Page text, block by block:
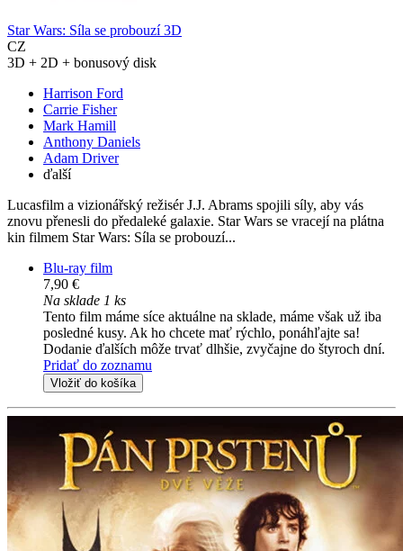
Star Wars: Síla se probouzí 3D
CZ
3D + 2D + bonusový disk
Harrison Ford
Carrie Fisher
Mark Hamill
Anthony Daniels
Adam Driver
ďalší
Lucasfilm a vizionářský režisér J.J. Abrams spojili síly, aby vás
znovu přenesli do předaleké galaxie. Star Wars se vracejí na plátna
kin filmem Star Wars: Síla se probouzí...
Blu-ray film
7,90 €
Na sklade 1 ks
Tento film máme síce aktuálne na sklade, máme však už iba
posledné kusy. Ak ho chcete mať rýchlo, ponáhľajte sa!
Dodanie ďalších môže trvať dlhšie, zvyčajne do štyroch dní.
Pridať do zoznamu
Vložiť do košíka